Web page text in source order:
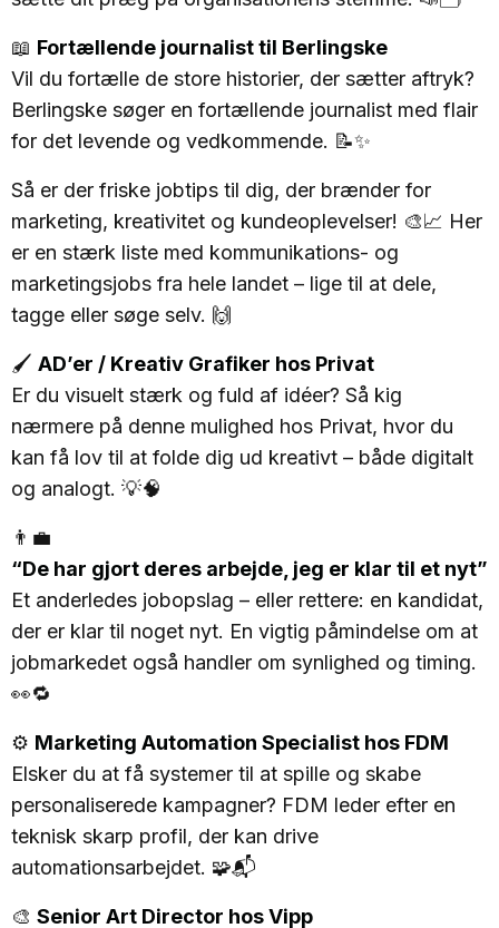
📖 Fortællende journalist til Berlingske
Vil du fortælle de store historier, der sætter aftryk?
Berlingske søger en fortællende journalist med flair
for det levende og vedkommende. 📝✨
Så er der friske jobtips til dig, der brænder for
marketing, kreativitet og kundeoplevelser! 🎨📈 Her
er en stærk liste med kommunikations- og
marketingsjobs fra hele landet – lige til at dele,
tagge eller søge selv. 🙌
🖌️ AD’er / Kreativ Grafiker hos Privat
Er du visuelt stærk og fuld af idéer? Så kig
nærmere på denne mulighed hos Privat, hvor du
kan få lov til at folde dig ud kreativt – både digitalt
og analogt. 💡🧠
👨‍💼
“De har gjort deres arbejde, jeg er klar til et nyt”
Et anderledes jobopslag – eller rettere: en kandidat,
der er klar til noget nyt. En vigtig påmindelse om at
jobmarkedet også handler om synlighed og timing.
👀🔁
⚙️ Marketing Automation Specialist hos FDM
Elsker du at få systemer til at spille og skabe
personaliserede kampagner? FDM leder efter en
teknisk skarp profil, der kan drive
automationsarbejdet. 🧩📬
🎨 Senior Art Director hos Vipp